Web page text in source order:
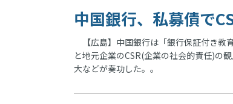
中国銀行、私募債で
【広島】中国銀行は「銀行保証付き教
と地元企業のCSR(企業の社会的責任)の
大などが奏功した。。